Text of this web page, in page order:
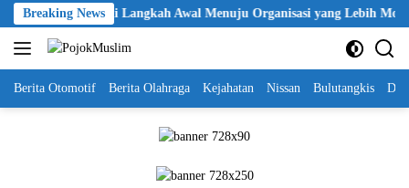
Skip
to
content
Breaking News
KBPP Polri Jadi Langkah Awal Menuju Organisasi yang Lebih Modern
Berita Otomotif Berita Olahraga Kejahatan Nissan Bulutangkis